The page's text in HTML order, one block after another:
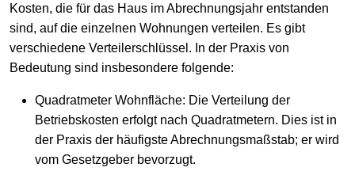
Kosten, die für das Haus im Abrechnungsjahr entstanden
sind, auf die einzelnen Wohnungen verteilen. Es gibt
verschiedene Verteilerschlüssel. In der Praxis von
Bedeutung sind insbesondere folgende:
Quadratmeter Wohnfläche: Die Verteilung der
Betriebskosten erfolgt nach Quadratmetern. Dies ist in
der Praxis der häufigste Abrechnungsmaßstab; er wird
vom Gesetzgeber bevorzugt.